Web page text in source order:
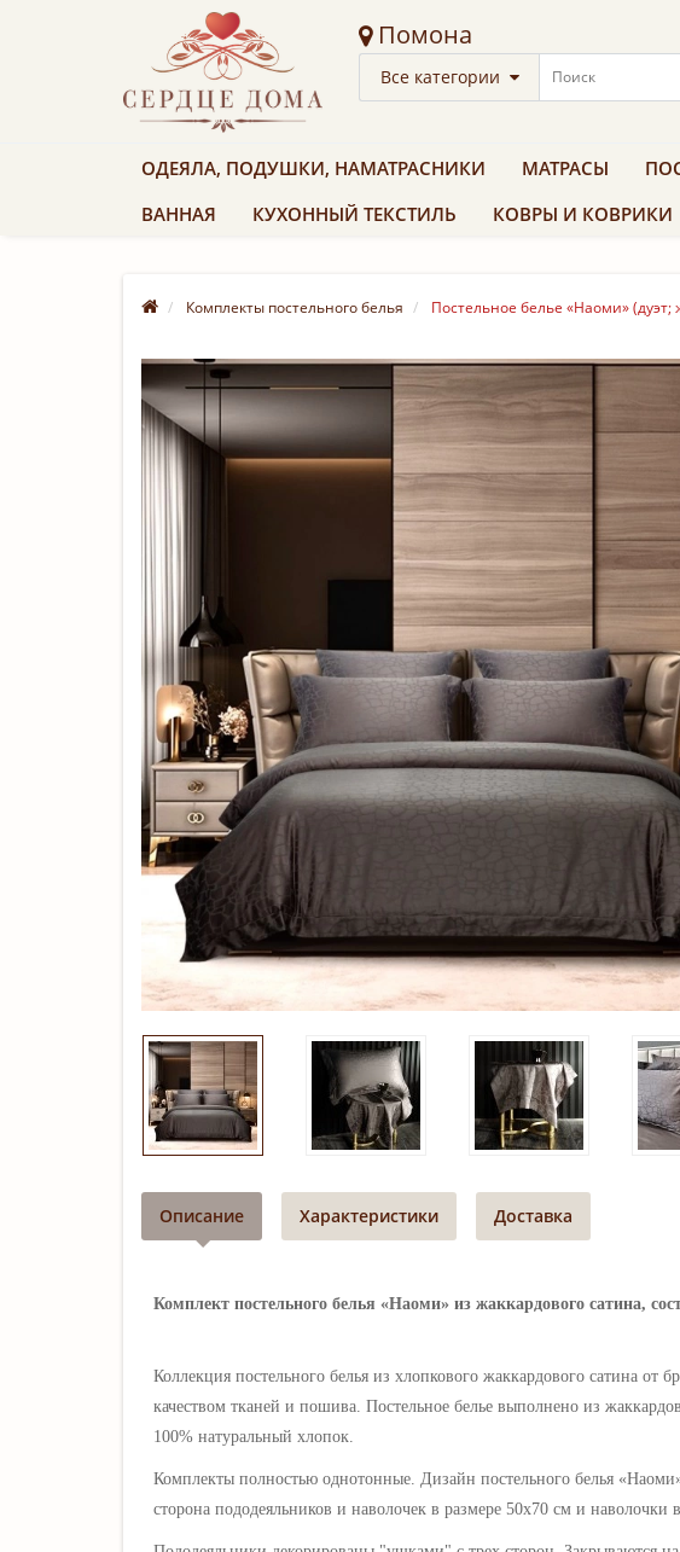
Помона
Все категории
ОДЕЯЛА, ПОДУШКИ, НАМАТРАСНИКИ МАТРАСЫ
ВАННАЯ
КУХОННЫЙ ТЕКСТИЛЬ КОВРЫ И КОВРИКИ
Комплекты постельного белья Постельное белье «Наоми» (дуэт;
Описание Характеристики Доставка
Комплект постельного белья «Наоми» из жаккардового сатина,
Коллекция постельного белья из хлопкового жаккардового сатина
качеством тканей и пошива. Постельное белье выполнено из
100% натуральный хлопок.
Комплекты полностью однотонные. Дизайн постельного белья
сторона пододеяльников и наволочек в размере 50х70 см и